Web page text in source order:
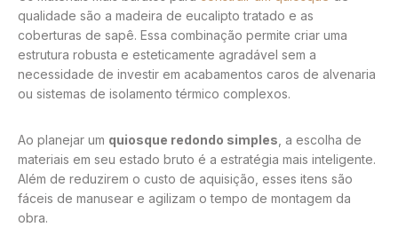
qualidade são a madeira de eucalipto tratado e as
coberturas de sapê. Essa combinação permite criar uma
estrutura robusta e esteticamente agradável sem a
necessidade de investir em acabamentos caros de alvenaria
ou sistemas de isolamento térmico complexos.
Ao planejar um quiosque redondo simples , a escolha de
materiais em seu estado bruto é a estratégia mais inteligente.
Além de reduzirem o custo de aquisição, esses itens são
fáceis de manusear e agilizam o tempo de montagem da
obra.